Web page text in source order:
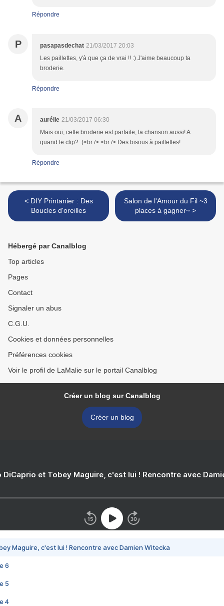
Répondre
P pasapasdechat 21/03/2017 20:03
Les paillettes, y'à que ça de vrai !! :) J'aime beaucoup ta
broderie.
Répondre
A aurélie 21/03/2017 06:30
Mais oui, cette broderie est parfaite, la chanson aussi! A
quand le clip? :)<br /> <br /> Des bisous à paillettes!
Répondre
< DIY Printanier : Des
Boucles d'oreilles
Salon de l'Amour du Fil ~3
places à gagner~ >
Hébergé par Canalblog
Top articles
Pages
Contact
Signaler un abus
C.G.U.
Cookies et données personnelles
Préférences cookies
Voir le profil de LaMalie sur le portail Canalblog
Créer un blog sur Canalblog
Créer un blog
DiCaprio et Tobey Maguire, c'est lui ! Rencontre avec
Maguire, c'est lui ! Rencontre avec Damien Witecka
6
5
4